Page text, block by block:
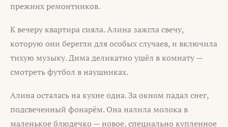
прежних ремонтников.
К вечеру квартира сияла. Алина зажгла свечу,
которую они берегли для особых случаев, и включила
тихую музыку. Дима деликатно ушёл в комнату —
смотреть футбол в наушниках.
Алина осталась на кухне одна. За окном падал снег,
подсвеченный фонарём. Она налила молока в
маленькое блюдечко — новое, специально купленное